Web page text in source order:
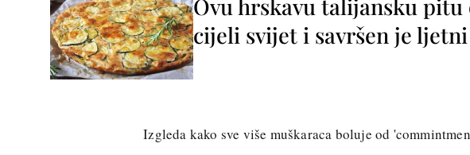
Ovu hrskavu talijansku pitu
cijeli svijet i savršen je
Izgleda kako sve više muškaraca boluje od